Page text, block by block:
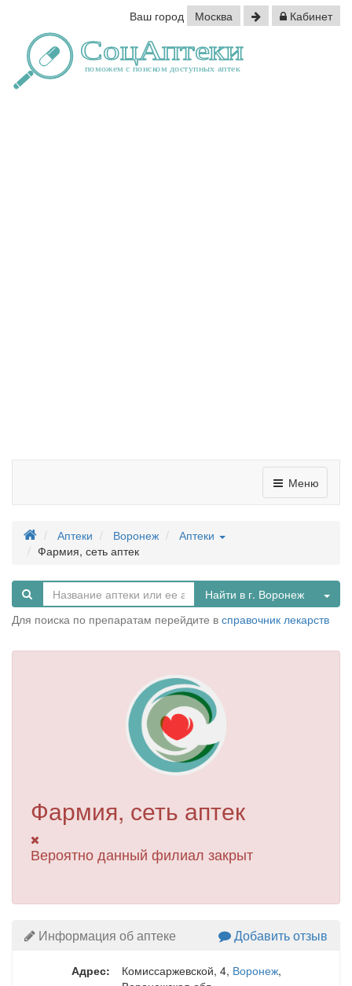
Ваш город Москва Кабинет
Меню
Аптеки Воронеж
Аптеки
Фармия, сеть аптек
Найти в г. Воронеж
Для поиска по препаратам перейдите в справочник лекарств
Фармия, сеть аптек
Вероятно данный филиал закрыт
Информация об аптеке Добавить отзыв
Адрес: Комиссаржевской, 4, Воронеж,